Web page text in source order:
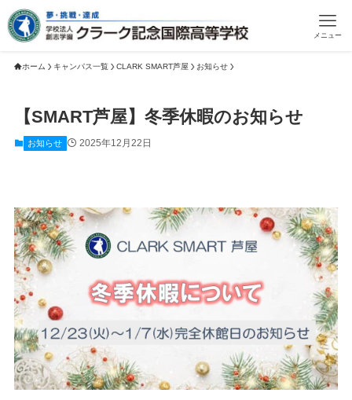
メニュー
ホーム キャンパス一覧 CLARK SMART芦屋 お知らせ
【SMART芦屋】冬季休暇のお知らせ
お知らせ 2025年12月22日